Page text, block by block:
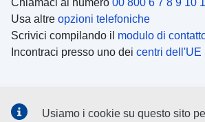
Chiamaci al numero 00 800 6 7 8 9 10
Usa altre opzioni telefoniche
Scrivici compilando il modulo di
Incontraci presso uno dei centri dell'UE
Usiamo i cookie su questo sito